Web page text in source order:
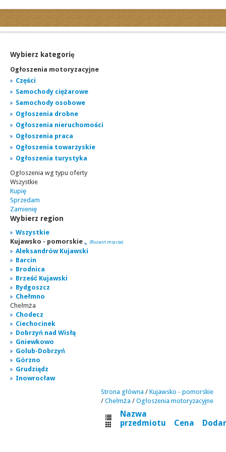
Ogłoszenia motoryzacyjne
Ogłoszenia nieruchomości
Ogłoszenia praca
Ogłoszenia turystyka
Ogłoszenia towarzyskie
Regiony
miasta...
Wybierz kategorię
Ogłoszenia motoryzacyjne
Części
Samochody ciężarowe
Samochody osobowe
Ogłoszenia drobne
Ogłoszenia nieruchomości
Ogłoszenia praca
Ogłoszenia towarzyskie
Ogłoszenia turystyka
Ogłoszenia wg typu oferty
Wszystkie
Kupię
Sprzedam
Zamienię
Wybierz region
Wszystkie
Kujawsko - pomorskie
(Rozwiń miasta)
Aleksandrów Kujawski
Barcin
Brodnica
Brześć Kujawski
Bydgoszcz
Chełmno
Chełmża
Chodecz
Ciechocinek
Dobrzyń nad Wisłą
Gniewkowo
Golub-Dobrzyń
Górzno
Grudziądz
Inowrocław
Strona główna / Kujawsko - pomorskie
/ Chełmża / Ogłoszenia motoryzacyjne
Nazwa
przedmiotu
Cena